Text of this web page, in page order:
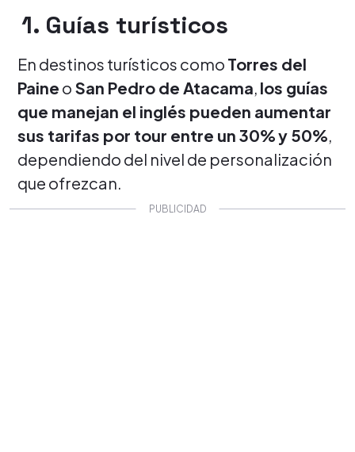
1. Guías turísticos
En destinos turísticos como Torres del
Paine o San Pedro de Atacama, los guías
que manejan el inglés pueden aumentar
sus tarifas por tour entre un 30%y 50%,
dependiendo del nivel de personalización
que ofrezcan.